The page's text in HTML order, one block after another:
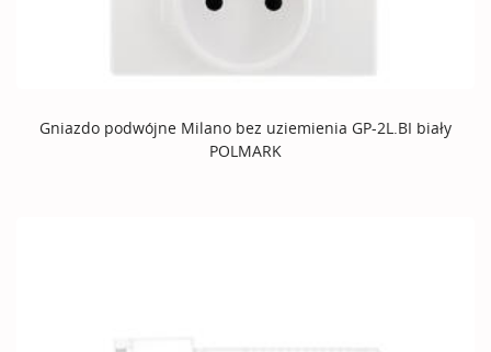
Gniazdo podwójne Milano bez uziemienia GP-2L.BI biały
POLMARK